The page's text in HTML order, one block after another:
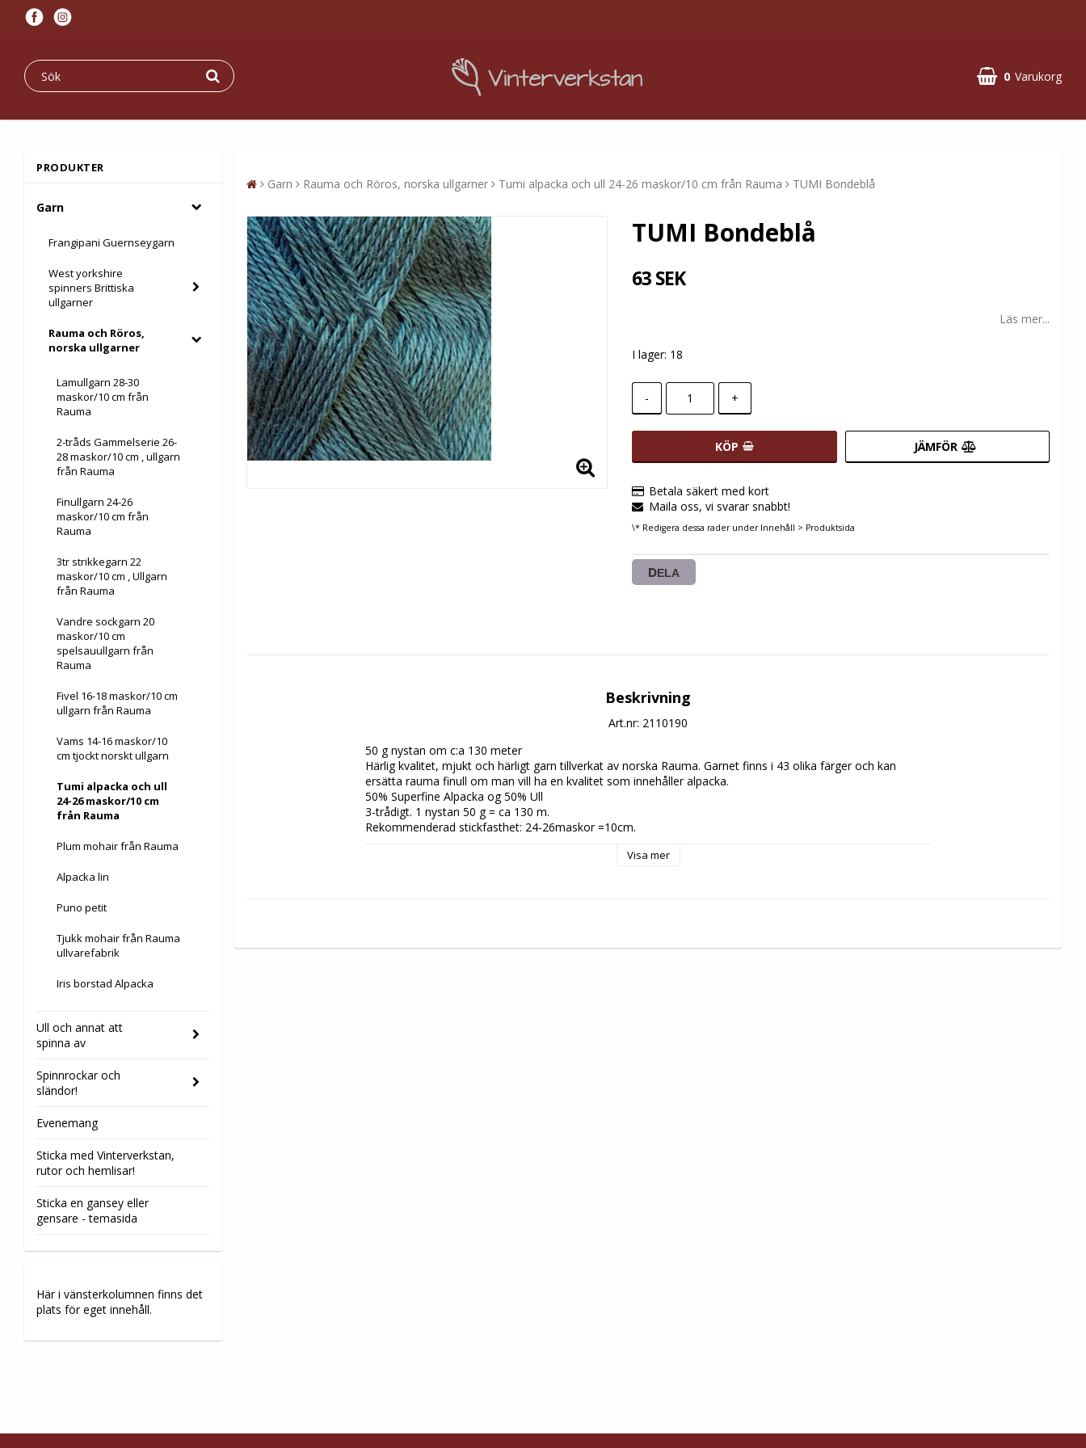
0 Varukorg
PRODUKTER
Garn
Frangipani Guernseygarn
West yorkshire
spinners Brittiska
ullgarner
Rauma och Röros,
norska ullgarner
Lamullgarn 28-30
maskor/10 cm från
Rauma
2-tråds Gammelserie 26-
28 maskor/10 cm , ullgarn
från Rauma
Finullgarn 24-26
maskor/10 cm från
Rauma
3tr strikkegarn 22
maskor/10 cm , Ullgarn
från Rauma
Vandre sockgarn 20
maskor/10 cm
spelsauullgarn från
Rauma
Fivel 16-18 maskor/10 cm
ullgarn från Rauma
Vams 14-16 maskor/10
cm tjockt norskt ullgarn
Tumi alpacka och ull
24-26 maskor/10 cm
från Rauma
Plum mohair från Rauma
Alpacka lin
Puno petit
Tjukk mohair från Rauma
ullvarefabrik
Iris borstad Alpacka
Ull och annat att
spinna av
Spinnrockar och
sländor!
Evenemang
Sticka med Vinterverkstan,
rutor och hemlisar!
Sticka en gansey eller
gensare - temasida
Här i vänsterkolumnen finns det
plats för eget innehåll.
Garn Rauma och Röros, norska ullgarner Tumi alpacka och ull 24-26 maskor/10 cm från Rauma TUMI Bondeblå
TUMI Bondeblå
63 SEK
Läs mer...
I lager: 18
- +
KÖP JÄMFÖR
Betala säkert med kort
Maila oss, vi svarar snabbt!
\* Redigera dessa rader under Innehåll > Produktsida
DELA
Beskrivning
Art.nr: 2110190
50 g nystan om c:a 130 meter
Härlig kvalitet, mjukt och härligt garn tillverkat av norska Rauma. Garnet finns i 43 olika färger och kan
ersätta rauma finull om man vill ha en kvalitet som innehåller alpacka.
50% Superfine Alpacka og 50% Ull
3-trådigt. 1 nystan 50 g = ca 130 m.
Rekommenderad stickfasthet: 24-26maskor =10cm.
Visa mer